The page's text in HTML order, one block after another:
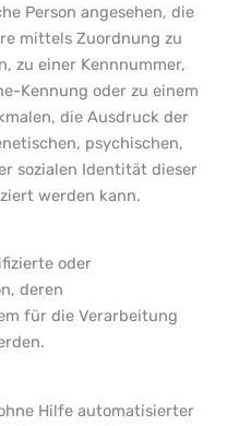
Person angesehen, die
mittels Zuordnung zu
zu einer Kennnummer,
Kennung oder zu einem
die Ausdruck der
psychischen,
sozialen Identität dieser
werden kann.
oder
deren
für die Verarbeitung
Hilfe automatisierter